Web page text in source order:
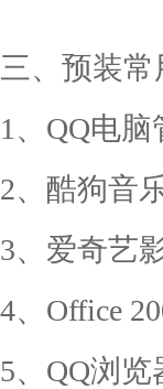
三、预装常
1、QQ电脑
2、酷狗音
3、爱奇艺
4、Office
5、QQ浏